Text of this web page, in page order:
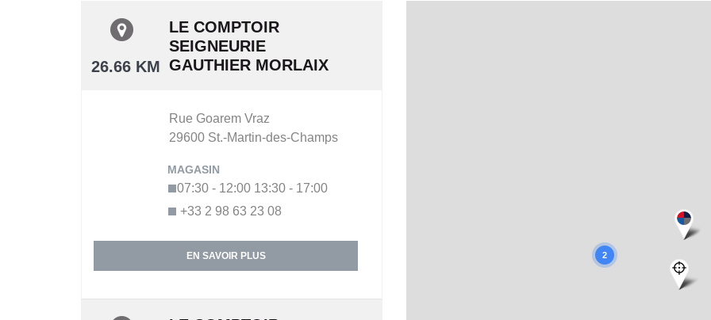
26.66 KM
LE COMPTOIR
SEIGNEURIE
GAUTHIER MORLAIX
Rue Goarem Vraz
29600 St.-Martin-des-Champs
+33 2 98 63 23 08
07:30 - 12:00 13:30 - 17:00
EN SAVOIR PLUS 2